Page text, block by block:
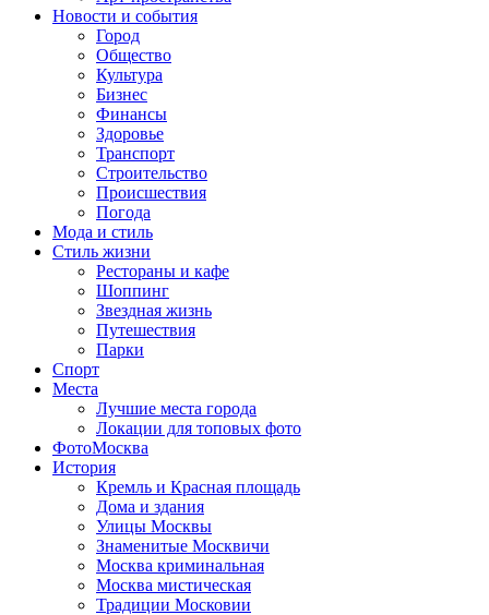
Новости и события
Город
Общество
Культура
Бизнес
Финансы
Здоровье
Транспорт
Строительство
Происшествия
Погода
Мода и стиль
Стиль жизни
Рестораны и кафе
Шоппинг
Звездная жизнь
Путешествия
Парки
Спорт
Места
Лучшие места города
Локации для топовых фото
ФотоМосква
История
Кремль и Красная площадь
Дома и здания
Улицы Москвы
Знаменитые Москвичи
Москва криминальная
Москва мистическая
Традиции Московии